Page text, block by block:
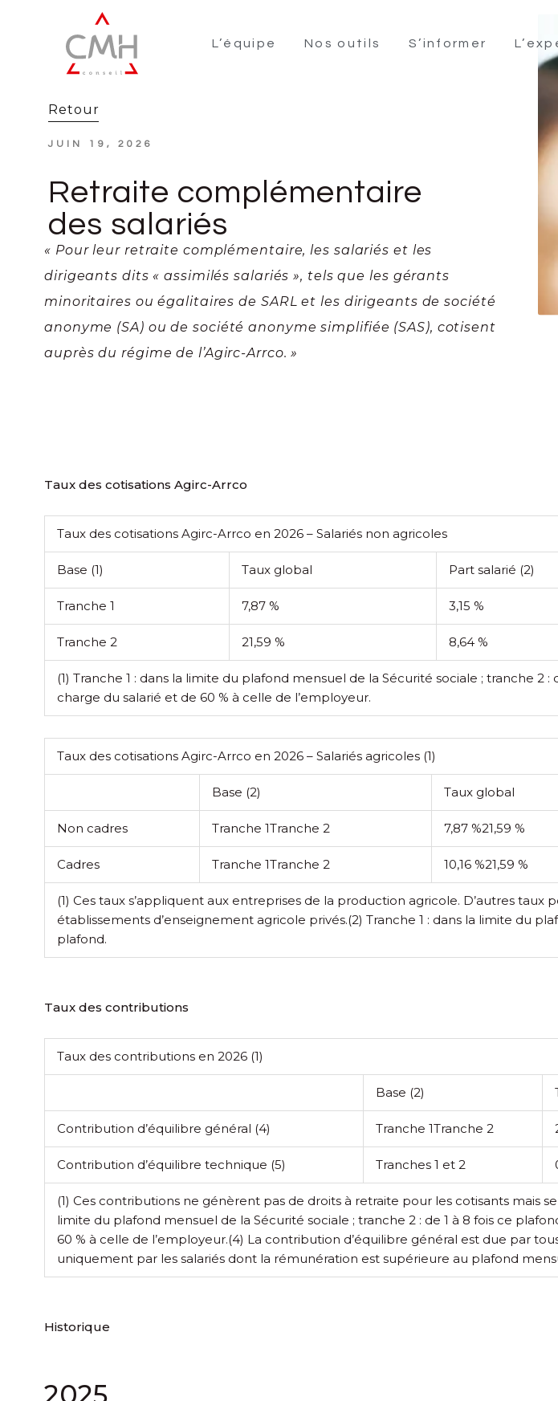
L’équipe Nos outils S’informer
Retour
JUIN 19, 2026
Retraite complémentaire
des salariés
« Pour leur retraite complémentaire, les salariés et les
dirigeants dits « assimilés salariés », tels que les gérants
minoritaires ou égalitaires de SARL et les dirigeants de société
anonyme (SA) ou de société anonyme simplifiée (SAS), cotisent
auprès du régime de l’Agirc-Arrco. »
Taux des cotisations Agirc-Arrco
Taux des cotisations Agirc-Arrco en 2026 – Salariés non agricoles
Base (1) Taux global Part salarié (2)
Tranche 1 7,87 % 3,15 %
Tranche 2 21,59 % 8,64 %
(1) Tranche 1 : dans la limite du plafond mensuel de la Sécurité sociale ; tranche 2 :
charge du salarié et de 60 % à celle de l’employeur.
Taux des cotisations Agirc-Arrco en 2026 – Salariés agricoles (1)
Base (2) Taux global
Non cadres Tranche 1Tranche 2 7,87 %21,59 %
Cadres Tranche 1Tranche 2 10,16 %21,59 %
(1) Ces taux s’appliquent aux entreprises de la production agricole. D’autres
établissements d’enseignement agricole privés.(2) Tranche 1 : dans la limite du
plafond.
Taux des contributions
Taux des contributions en 2026 (1)
Base (2)
Contribution d’équilibre général (4) Tranche 1Tranche 2
Contribution d’équilibre technique (5) Tranches 1 et 2
(1) Ces contributions ne génèrent pas de droits à retraite pour les cotisants mais
limite du plafond mensuel de la Sécurité sociale ; tranche 2 : de 1 à 8 fois ce
60 % à celle de l’employeur.(4) La contribution d’équilibre général est due par
uniquement par les salariés dont la rémunération est supérieure au plafond
Historique
2025